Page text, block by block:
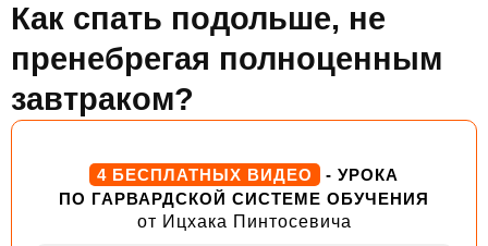
Как спать подольше, не
пренебрегая полноценным
завтраком?
4 БЕСПЛАТНЫХ ВИДЕО
- УРОКА
ПО ГАРВАРДСКОЙ СИСТЕМЕ ОБУЧЕНИЯ
от Ицхака Пинтосевича